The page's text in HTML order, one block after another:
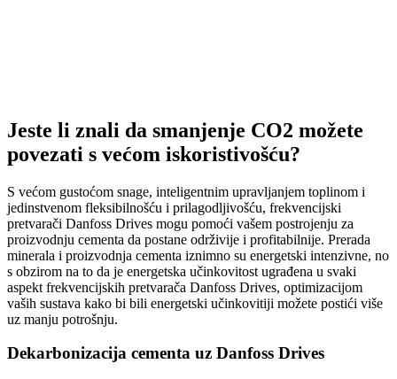
Jeste li znali da smanjenje CO2 možete
povezati s većom iskoristivošću?
S većom gustoćom snage, inteligentnim upravljanjem toplinom i
jedinstvenom fleksibilnošću i prilagodljivošću, frekvencijski
pretvarači Danfoss Drives mogu pomoći vašem postrojenju za
proizvodnju cementa da postane održivije i profitabilnije. Prerada
minerala i proizvodnja cementa iznimno su energetski intenzivne, no
s obzirom na to da je energetska učinkovitost ugrađena u svaki
aspekt frekvencijskih pretvarača Danfoss Drives, optimizacijom
vaših sustava kako bi bili energetski učinkovitiji možete postići više
uz manju potrošnju.
Dekarbonizacija cementa uz Danfoss Drives